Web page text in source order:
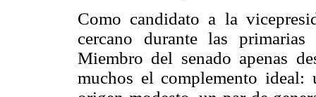
Como candidato a la
cercano durante las
Miembro del senado apenas
muchos el complemento